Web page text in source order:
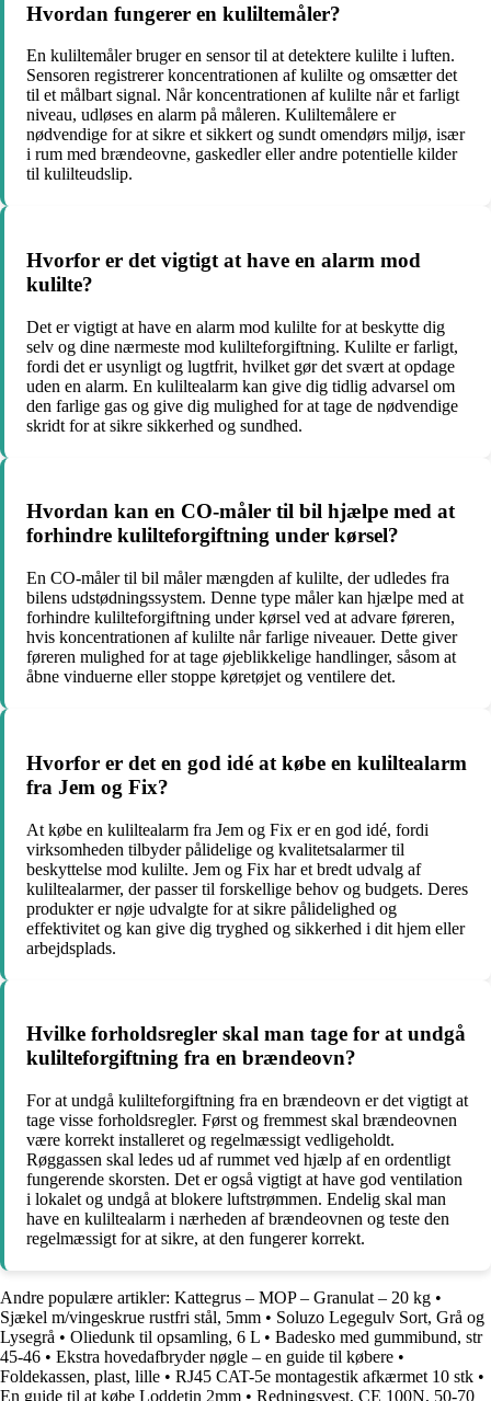
Hvordan fungerer en kuliltemåler?
En kuliltemåler bruger en sensor til at detektere kulilte i luften.
Sensoren registrerer koncentrationen af kulilte og omsætter det
til et målbart signal. Når koncentrationen af kulilte når et farligt
niveau, udløses en alarm på måleren. Kuliltemålere er
nødvendige for at sikre et sikkert og sundt omendørs miljø, især
i rum med brændeovne, gaskedler eller andre potentielle kilder
til kulilteudslip.
Hvorfor er det vigtigt at have en alarm mod
kulilte?
Det er vigtigt at have en alarm mod kulilte for at beskytte dig
selv og dine nærmeste mod kulilteforgiftning. Kulilte er farligt,
fordi det er usynligt og lugtfrit, hvilket gør det svært at opdage
uden en alarm. En kuliltealarm kan give dig tidlig advarsel om
den farlige gas og give dig mulighed for at tage de nødvendige
skridt for at sikre sikkerhed og sundhed.
Hvordan kan en CO-måler til bil hjælpe med at
forhindre kulilteforgiftning under kørsel?
En CO-måler til bil måler mængden af kulilte, der udledes fra
bilens udstødningssystem. Denne type måler kan hjælpe med at
forhindre kulilteforgiftning under kørsel ved at advare føreren,
hvis koncentrationen af kulilte når farlige niveauer. Dette giver
føreren mulighed for at tage øjeblikkelige handlinger, såsom at
åbne vinduerne eller stoppe køretøjet og ventilere det.
Hvorfor er det en god idé at købe en kuliltealarm
fra Jem og Fix?
At købe en kuliltealarm fra Jem og Fix er en god idé, fordi
virksomheden tilbyder pålidelige og kvalitetsalarmer til
beskyttelse mod kulilte. Jem og Fix har et bredt udvalg af
kuliltealarmer, der passer til forskellige behov og budgets. Deres
produkter er nøje udvalgte for at sikre pålidelighed og
effektivitet og kan give dig tryghed og sikkerhed i dit hjem eller
arbejdsplads.
Hvilke forholdsregler skal man tage for at undgå
kulilteforgiftning fra en brændeovn?
For at undgå kulilteforgiftning fra en brændeovn er det vigtigt at
tage visse forholdsregler. Først og fremmest skal brændeovnen
være korrekt installeret og regelmæssigt vedligeholdt.
Røggassen skal ledes ud af rummet ved hjælp af en ordentligt
fungerende skorsten. Det er også vigtigt at have god ventilation
i lokalet og undgå at blokere luftstrømmen. Endelig skal man
have en kuliltealarm i nærheden af brændeovnen og teste den
regelmæssigt for at sikre, at den fungerer korrekt.
Andre populære artikler: Kattegrus – MOP – Granulat – 20 kg •
Sjækel m/vingeskrue rustfri stål, 5mm • Soluzo Legegulv Sort, Grå og
Lysegrå • Oliedunk til opsamling, 6 L • Badesko med gummibund, str
45-46 • Ekstra hovedafbryder nøgle – en guide til købere •
Foldekassen, plast, lille • RJ45 CAT-5e montagestik afkærmet 10 stk •
En guide til at købe Loddetin 2mm • Redningsvest, CE 100N, 50-70